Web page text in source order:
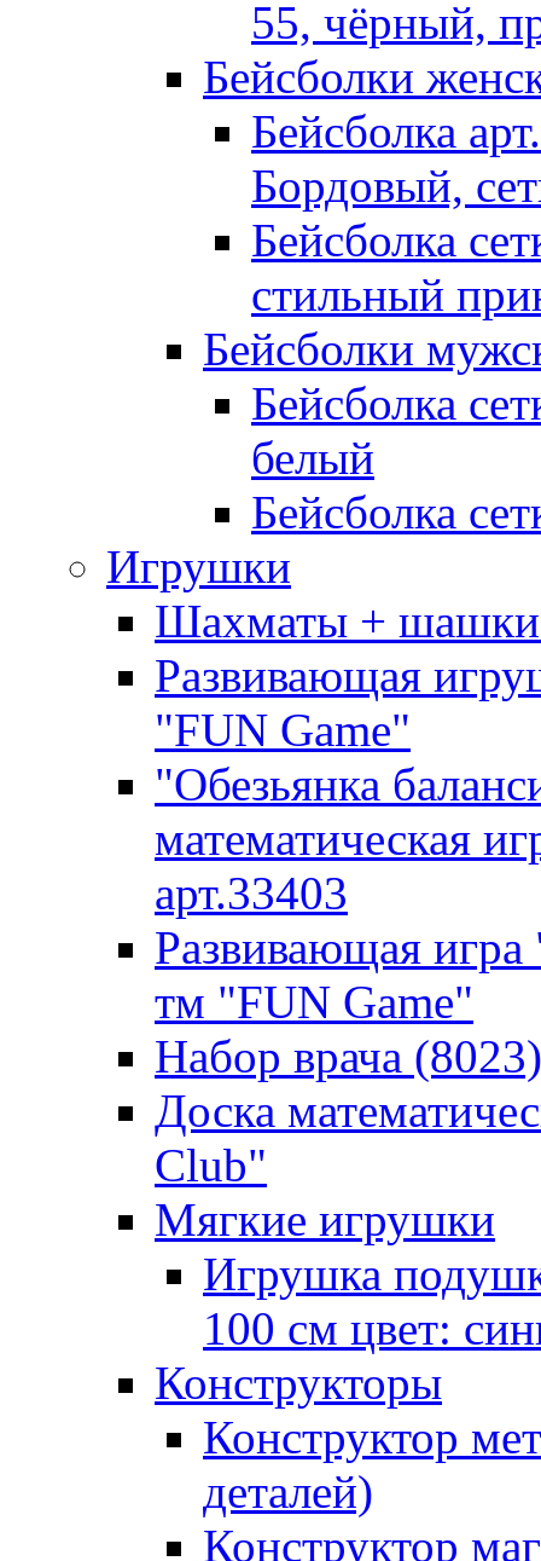
55, чёрный,
Бейсболки
Бейсболка
Бордовый,
Бейсболка
стильный
Бейсболки
Бейсболка
белый
Бейсболка
Игрушки
Шахматы + шашки
Развивающая
"FUN Game"
"Обезьянка
математическая
арт.33403
Развивающая игра
тм "FUN Game"
Набор врача
Доска
Club"
Мягкие игрушки
Игрушка
100 см цвет:
Конструкторы
Конструктор
деталей)
Конструктор